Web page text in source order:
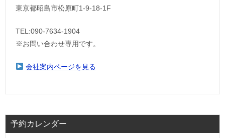
東京都昭島市松原町1-9‐18‐1F
TEL:090-7634-1904
※お問い合わせ専用です。
会社案内ページを見る
予約カレンダー